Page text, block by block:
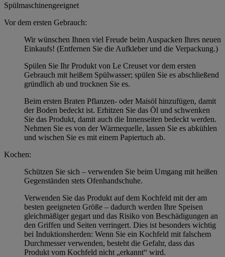
Spülmaschinengeeignet
Vor dem ersten Gebrauch:
Wir wünschen Ihnen viel Freude beim Auspacken Ihres neuen
Einkaufs! (Entfernen Sie die Aufkleber und die Verpackung.)
Spülen Sie Ihr Produkt von Le Creuset vor dem ersten
Gebrauch mit heißem Spülwasser; spülen Sie es abschließend
gründlich ab und trocknen Sie es.
Beim ersten Braten Pflanzen- oder Maisöl hinzufügen, damit
der Boden bedeckt ist. Erhitzen Sie das Öl und schwenken
Sie das Produkt, damit auch die Innenseiten bedeckt werden.
Nehmen Sie es von der Wärmequelle, lassen Sie es abkühlen
und wischen Sie es mit einem Papiertuch ab.
Kochen:
Schützen Sie sich – verwenden Sie beim Umgang mit heißen
Gegenständen stets Ofenhandschuhe.
Verwenden Sie das Produkt auf dem Kochfeld mit der am
besten geeigneten Größe – dadurch werden Ihre Speisen
gleichmäßiger gegart und das Risiko von Beschädigungen an
den Griffen und Seiten verringert. Dies ist besonders wichtig
bei Induktionsherden: Wenn Sie ein Kochfeld mit falschem
Durchmesser verwenden, besteht die Gefahr, dass das
Produkt vom Kochfeld nicht „erkannt“ wird.